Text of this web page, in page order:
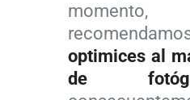
optimices al
de
r
a
m
v
i
s